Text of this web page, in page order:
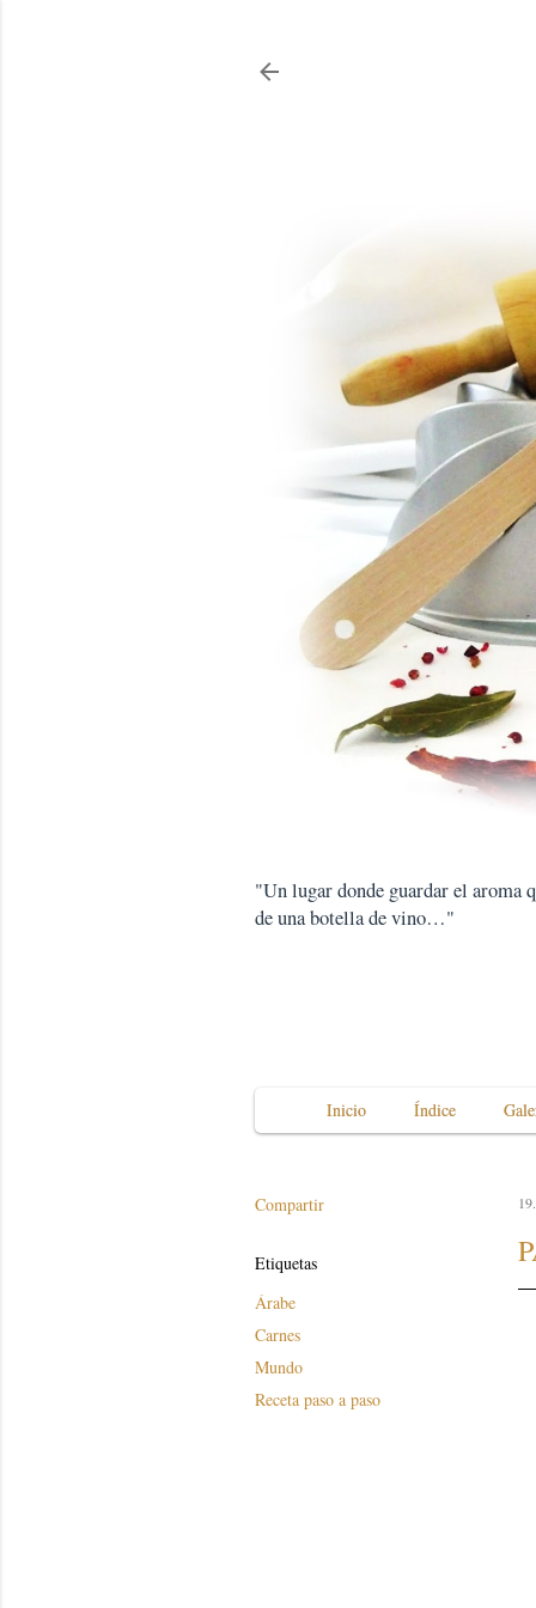
"Un lugar donde guardar el aroma
de una botella de vino…"
Inicio Índice
Compartir
Etiquetas
Árabe
Carnes
Mundo
Receta paso a paso